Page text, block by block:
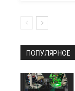
ПОПУЛЯРНОЕ